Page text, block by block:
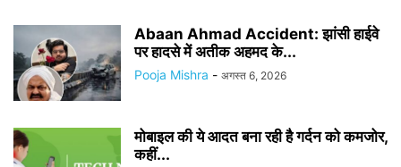
Abaan Ahmad Accident: झांसी हाईवे
पर हादसे में अतीक अहमद के...
Pooja Mishra - अगस्त 6, 2026
मोबाइल की ये आदत बना रही है गर्दन को कमजोर,
कहीं...